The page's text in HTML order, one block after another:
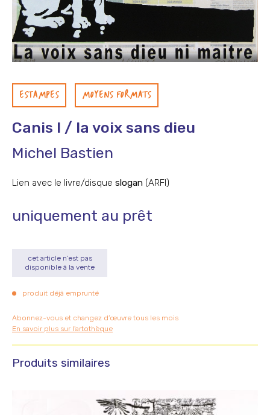
ESTAMPES MOYENS FORMATS
Canis I / la voix sans dieu
Michel Bastien
Lien avec le livre/disque slogan (ARFI)
uniquement au prêt
cet article n’est pas
disponible à la vente
produit déjà emprunté
Abonnez-vous et changez d’œuvre tous les mois
En savoir plus sur l'artothèque
Produits similaires